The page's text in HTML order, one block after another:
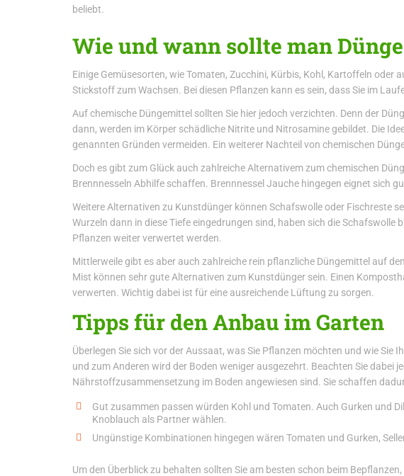
beliebt.
Wie und wann sollte man
Einige Gemüsesorten, wie Tomaten, Zucchini, Kürbis, Kohl, Kartoffeln
Stickstoff zum Wachsen. Bei diesen Pflanzen kann es sein, dass Sie im
Auf chemische Düngemittel sollten Sie hier jedoch verzichten. Denn der
dann, werden im Körper schädliche Nitrite und Nitrosamine gebildet. Die
genannten Gründen vermeiden. Ein weiterer Nachteil von chemischen
Doch es gibt zum Glück auch zahlreiche Alternativem zum chemischen
Brennnesseln Abhilfe schaffen. Brennnessel Jauche hingegen eignet sich
Weitere Alternativen zu Kunstdünger können Schafswolle oder Fischreste
Wurzeln dann in diese Tiefe eingedrungen sind, haben sich die
Pflanzen weiter verwertet werden.
Mittlerweile gibt es aber auch zahlreiche rein pflanzliche Düngemittel auf
Mist können sehr gute Alternativen zum Kunstdünger sein. Einen
verwerten. Wichtig dabei ist für eine ausreichende Lüftung zu sorgen.
Tipps für den Anbau im Garten
Überlegen Sie sich vor der Aussaat, was Sie Pflanzen möchten und wie
und zum Anderen wird der Boden weniger ausgezehrt. Beachten Sie
Nährstoffzusammensetzung im Boden angewiesen sind. Sie schaffen
Gut zusammen passen würden Kohl und Tomaten. Auch Gurken und
Knoblauch als Partner wählen.
Ungünstige Kombinationen hingegen wären Tomaten und Gurken,
Um den Überblick zu behalten sollten Sie am besten schon beim